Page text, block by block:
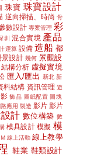
珠寶 珠寶設計
逆向掃描、時尚 骨
數設計 專案管理 彩
圳 混合實境 產品
運算 設備 造船 都
景設計 幾何 景觀設
結構分析 虛擬實境
匯入/匯出 新北 新
料結構 資訊管理 遊
飾品 圖紙配置 圖塊
應用 製造 影片 影片
計 數位構築 數
模具設計 模擬 模
線上活動 線上教學
鞋業 鞋類設計